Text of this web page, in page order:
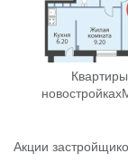
новостройках
Акции